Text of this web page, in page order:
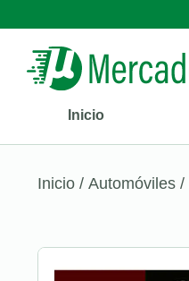
Inicio
Inicio / Automóviles /